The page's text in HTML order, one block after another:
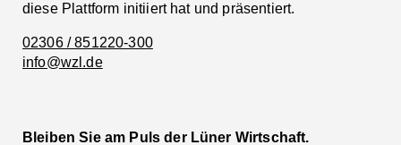
diese Plattform initiiert hat und präsentiert.
02306 / 851220-300
info@wzl.de
Bleiben Sie am Puls der Lüner Wirtschaft.